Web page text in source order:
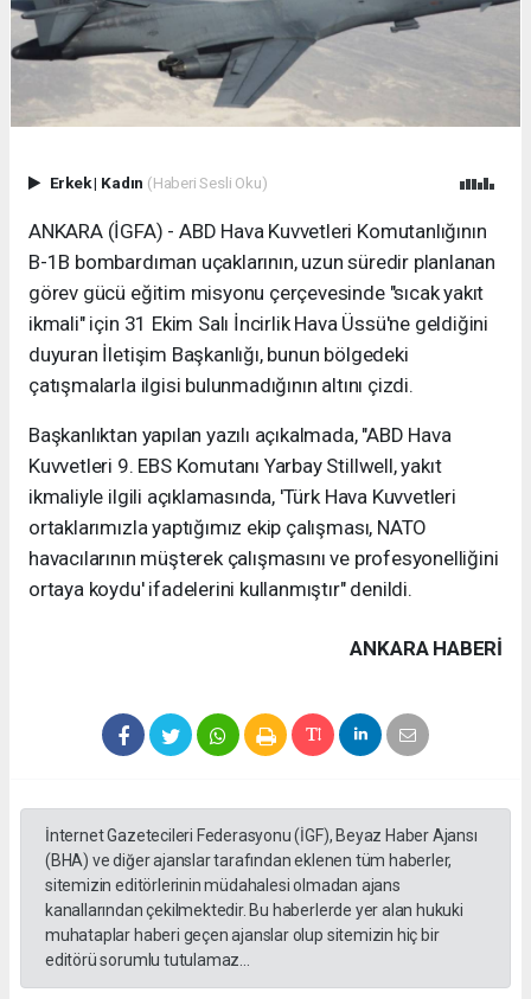
Erkek| Kadın (Haberi Sesli Oku)
ANKARA (İGFA) - ABD Hava Kuvvetleri Komutanlığının
B-1B bombardıman uçaklarının, uzun süredir planlanan
görev gücü eğitim misyonu çerçevesinde "sıcak yakıt
ikmali" için 31 Ekim Salı İncirlik Hava Üssü'ne geldiğini
duyuran İletişim Başkanlığı, bunun bölgedeki
çatışmalarla ilgisi bulunmadığının altını çizdi.
Başkanlıktan yapılan yazılı açıkalmada, "ABD Hava
Kuvvetleri 9. EBS Komutanı Yarbay Stillwell, yakıt
ikmaliyle ilgili açıklamasında, 'Türk Hava Kuvvetleri
ortaklarımızla yaptığımız ekip çalışması, NATO
havacılarının müşterek çalışmasını ve profesyonelliğini
ortaya koydu' ifadelerini kullanmıştır" denildi.
ANKARA HABERİ
İnternet Gazetecileri Federasyonu (İGF), Beyaz Haber Ajansı
(BHA) ve diğer ajanslar tarafından eklenen tüm haberler,
sitemizin editörlerinin müdahalesi olmadan ajans
kanallarından çekilmektedir. Bu haberlerde yer alan hukuki
muhataplar haberi geçen ajanslar olup sitemizin hiç bir
editörü sorumlu tutulamaz...